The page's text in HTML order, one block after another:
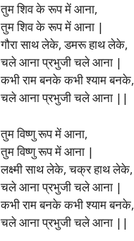
तुम शिव के रूप में आना,
तुम शिव के रूप में आना |
गौरा साथ लेके, डमरू हाथ लेके,
चले आना प्रभुजी चले आना |
कभी राम बनके कभी श्याम बनके,
चले आना प्रभुजी चले आना ||
तुम विष्णु रूप में आना,
तुम विष्णु रूप में आना |
लक्ष्मी साथ लेके, चक्र हाथ लेके,
चले आना प्रभुजी चले आना |
कभी राम बनके कभी श्याम बनके,
चले आना प्रभुजी चले आना ||